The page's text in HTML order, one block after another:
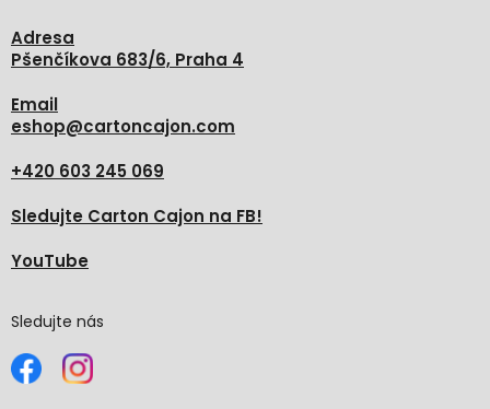
Adresa
Pšenčíkova 683/6, Praha 4
Email
eshop@cartoncajon.com
+420 603 245 069
Sledujte Carton Cajon na FB!
YouTube
Sledujte nás